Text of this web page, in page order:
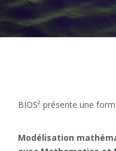
BIOS² présente une
Modélisation